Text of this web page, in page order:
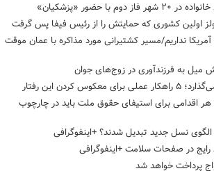
با حضور «پزشکیان»
ولز اولین کشوری که حمایتش را از رئیس فیفا پس گرفت
آمریکا نداریم/مسیر کشتیرانی مورد مذاکره با عمان موقت
میل به فرزندآوری در زوج‌های جوان
کردن این رفتار
اقدامی برای استیفای حقوق ملت باید در چارچوب
الگوی نسل جدید تبدیل شدند؟ +اینفوگرافی